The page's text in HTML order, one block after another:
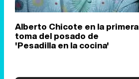
Alberto Chicote en la primera
toma del posado de
'Pesadilla en la cocina'